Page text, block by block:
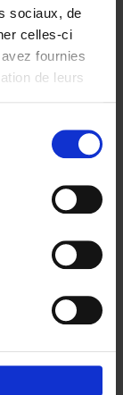
sociaux, de
celles-ci
fournies
de leurs
Building